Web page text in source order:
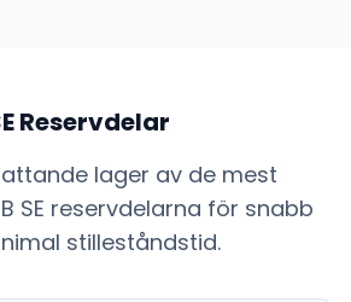
Reservdelar
lager av de mest
SE reservdelarna för snabb
stilleståndstid.